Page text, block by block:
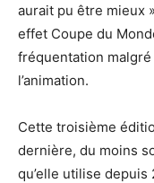
aurait pu être mieux
effet Coupe du
fréquentation
l’animation.
Cette troisième
dernière, du moins
qu’elle utilise depuis